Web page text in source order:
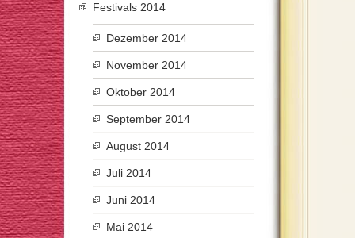
Festivals 2014
Dezember 2014
November 2014
Oktober 2014
September 2014
August 2014
Juli 2014
Juni 2014
Mai 2014